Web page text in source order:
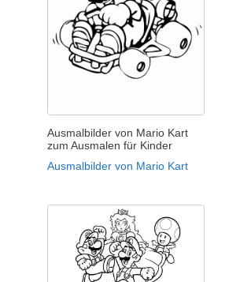
Ausmalbilder von Mario Kart
zum Ausmalen für Kinder
Ausmalbilder von Mario Kart